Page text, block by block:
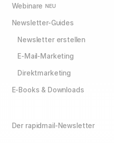
Webinare NEU
Newsletter-Guides
Newsletter erstellen
E-Mail-Marketing
Direktmarketing
E-Books & Downloads
Der rapidmail-Newsletter